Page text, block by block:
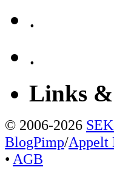
.
.
Links
© 2006-2026
BlogPimp/Appelt
• AGB